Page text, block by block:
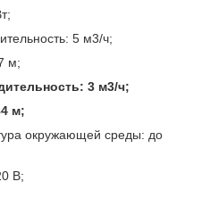
5 м3/ч;
м;
3 м3/ч;
м;
окружающей среды: до
В;